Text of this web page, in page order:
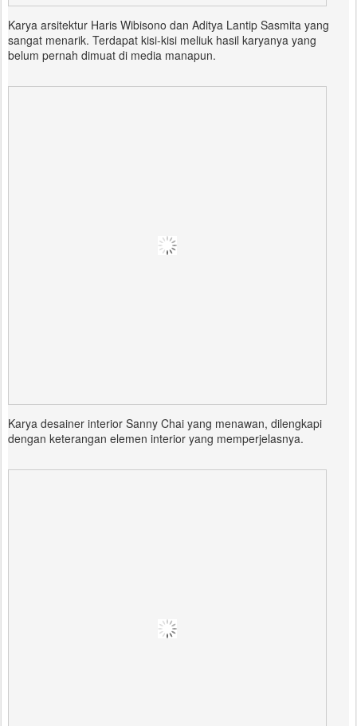
Karya arsitektur Haris Wibisono dan Aditya Lantip Sasmita yang
sangat menarik. Terdapat kisi-kisi meliuk hasil karyanya yang
belum pernah dimuat di media manapun.
Karya desainer interior Sanny Chai yang menawan, dilengkapi
dengan keterangan elemen interior yang memperjelasnya.